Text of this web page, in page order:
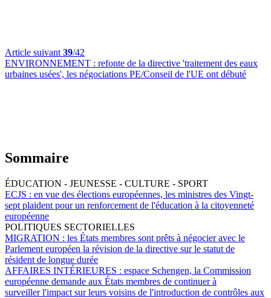
Article suivant 39/42
ENVIRONNEMENT : refonte de la directive 'traitement des eaux
urbaines usées', les négociations PE/Conseil de l'UE ont débuté
Sommaire
ÉDUCATION - JEUNESSE - CULTURE - SPORT
ECJS : en vue des élections européennes, les ministres des Vingt-
sept plaident pour un renforcement de l'éducation à la citoyenneté
européenne
POLITIQUES SECTORIELLES
MIGRATION : les États membres sont prêts à négocier avec le
Parlement européen la révision de la directive sur le statut de
résident de longue durée
AFFAIRES INTÉRIEURES : espace Schengen, la Commission
européenne demande aux États membres de continuer à
surveiller l'impact sur leurs voisins de l'introduction de contrôles aux